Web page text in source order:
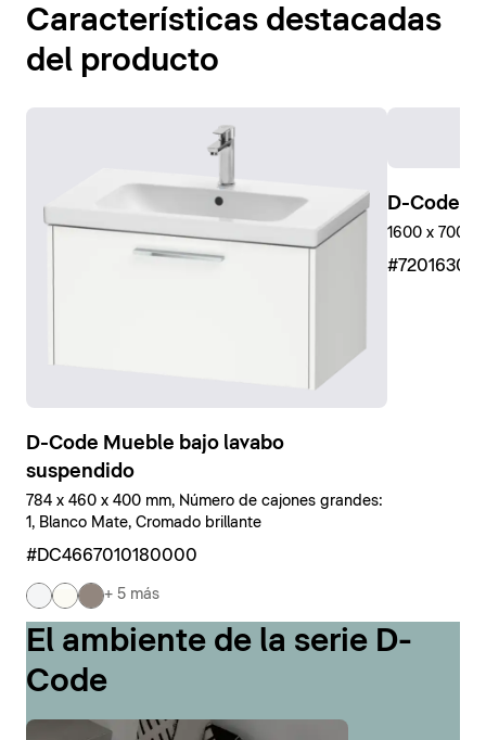
Características destacadas
del producto
D-Code Mueble bajo lavabo
suspendido
784 x 460 x 400 mm, Número de cajones grandes:
1, Blanco Mate, Cromado brillante
#DC4667010180000
+ 5 más
D-Code
1600 x 700
El ambiente de la serie D-
Code